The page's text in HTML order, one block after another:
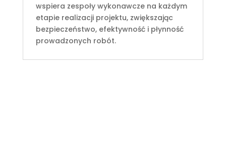
wspiera zespoły wykonawcze na każdym
etapie realizacji projektu, zwiększając
bezpieczeństwo, efektywność i płynność
prowadzonych robót.